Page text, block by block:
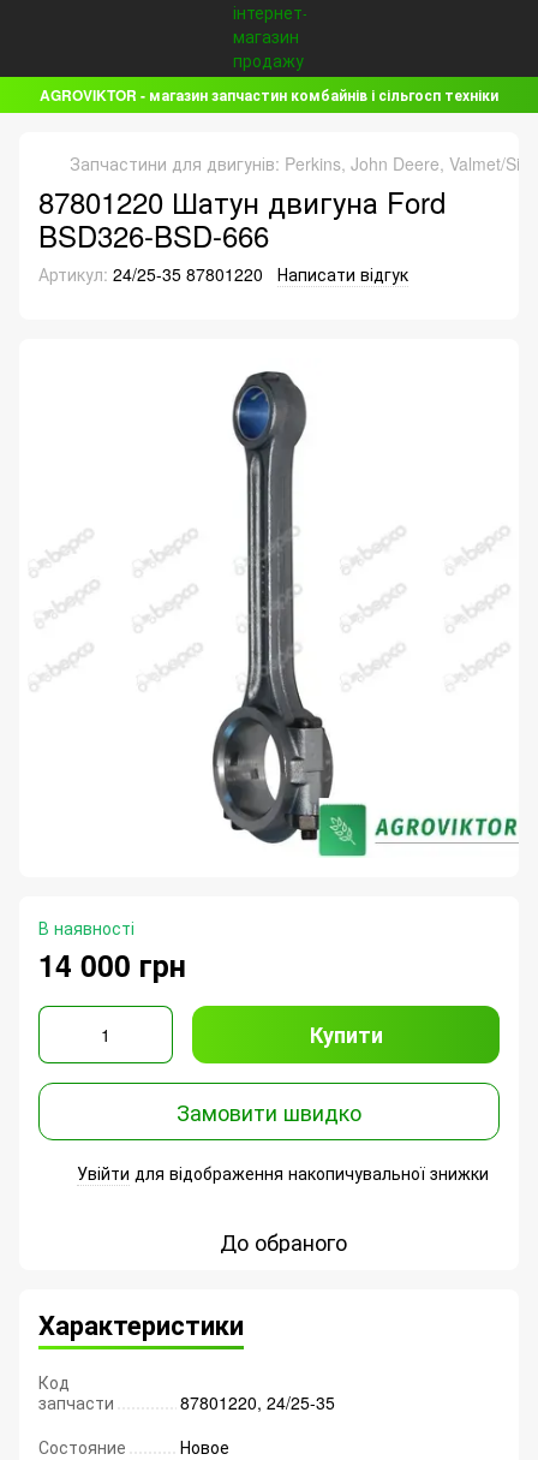
AGROVIKTOR - магазин запчастин комбайнів і сільгосп техніки
Запчастини для двигунів: Perkins, John Deere, Valmet/
87801220 Шатун двигуна Ford
BSD326-BSD-666
Артикул: 24/25-35 87801220 Написати відгук
В наявності
14 000 грн
Купити
Замовити швидко
Увійти для відображення накопичувальної знижки
До обраного
Характеристики
Код
запчасти
87801220, 24/25-35
Состояние
Новое